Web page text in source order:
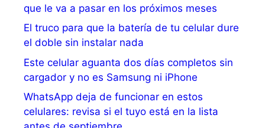
que le va a pasar en los próximos meses
El truco para que la batería de tu celular dure
el doble sin instalar nada
Este celular aguanta dos días completos sin
cargador y no es Samsung ni iPhone
WhatsApp deja de funcionar en estos
celulares: revisa si el tuyo está en la lista